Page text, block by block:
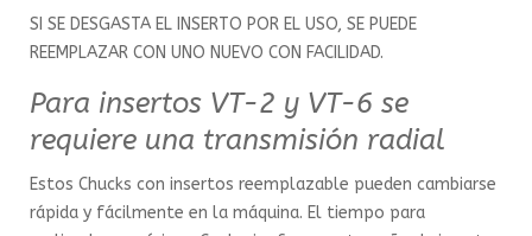
SI SE DESGASTA EL INSERTO POR EL USO, SE PUEDE
REEMPLAZAR CON UNO NUEVO CON FACILIDAD.
Para insertos VT-2 y VT-6 se
requiere una transmisión radial
Estos Chucks con insertos reemplazable pueden cambiarse
rápida y fácilmente en la máquina. El tiempo para